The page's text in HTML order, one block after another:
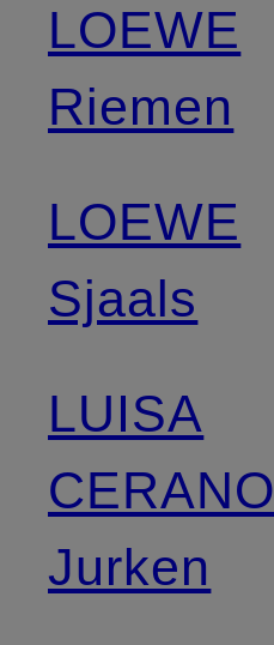
LOEWE
Riemen
LOEWE
Sjaals
LUISA
CERANO
Jurken